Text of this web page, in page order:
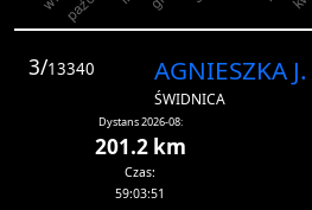
3/13340 AGNIESZKA J.
ŚWIDNICA
Dystans 2026-08:
201.2 km
Czas:
59:03:51